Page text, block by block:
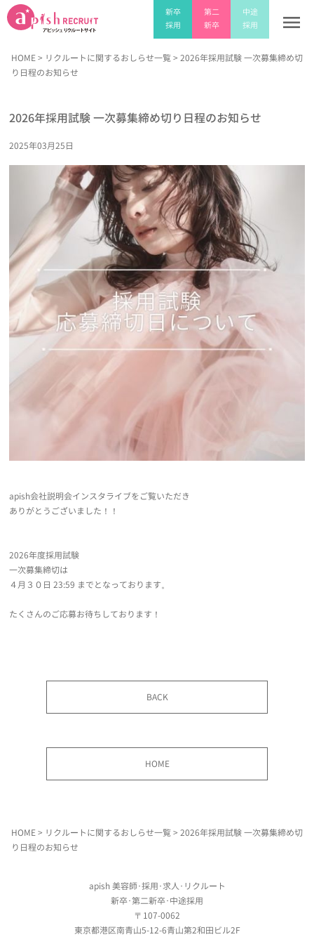
menu
新卒
採用
第二
新卒
中途
採用
新卒
採用
第二
新卒
中途
採用
HOME> リクルートに関するおしらせ一覧> 2026年採用試験 一次募集締め切
り日程のお知らせ
2026年採用試験 一次募集締め切り日程のお知らせ
2025年03月25日
apish会社説明会インスタライブをご覧いただき
ありがとうございました！！
2026年度採用試験
一次募集締切は
４月３０日 23:59 までとなっております。
たくさんのご応募お待ちしております！
BACK
HOME
HOME> リクルートに関するおしらせ一覧> 2026年採用試験 一次募集締め切
り日程のお知らせ
apish 美容師･採用･求人･リクルート
新卒･第二新卒･中途採用
〒107-0062
東京都港区南青山5-12-6青山第2和田ビル2F